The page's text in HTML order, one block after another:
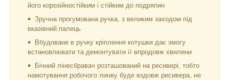
його корозійностійким і стійким до подряпин
Зручна прогумована ручка, з великим заходом під
вказівний палець
Вбудоване в ручку кріплення котушки дає змогу
встановлювати та демонтувати її впродовж хвилини
Бічний лінесбравач розташований на ресивері, тобто
намотування робочого линву буде вздовж ресивера, не